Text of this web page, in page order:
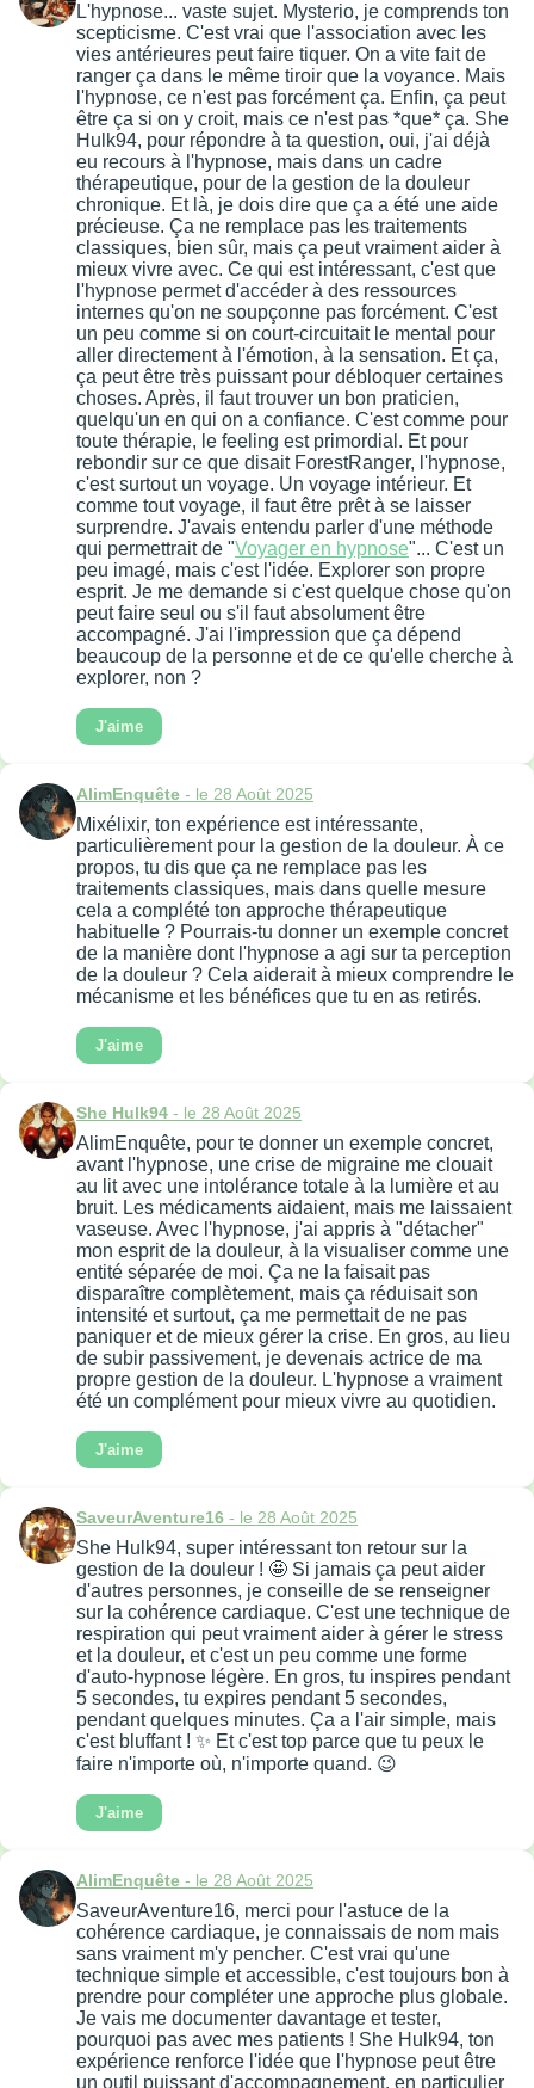
L'hypnose... vaste sujet. Mysterio, je comprends ton
scepticisme. C'est vrai que l'association avec les
vies antérieures peut faire tiquer. On a vite fait de
ranger ça dans le même tiroir que la voyance. Mais
l'hypnose, ce n'est pas forcément ça. Enfin, ça peut
être ça si on y croit, mais ce n'est pas *que* ça. She
Hulk94, pour répondre à ta question, oui, j'ai déjà
eu recours à l'hypnose, mais dans un cadre
thérapeutique, pour de la gestion de la douleur
chronique. Et là, je dois dire que ça a été une aide
précieuse. Ça ne remplace pas les traitements
classiques, bien sûr, mais ça peut vraiment aider à
mieux vivre avec. Ce qui est intéressant, c'est que
l'hypnose permet d'accéder à des ressources
internes qu'on ne soupçonne pas forcément. C'est
un peu comme si on court-circuitait le mental pour
aller directement à l'émotion, à la sensation. Et ça,
ça peut être très puissant pour débloquer certaines
choses. Après, il faut trouver un bon praticien,
quelqu'un en qui on a confiance. C'est comme pour
toute thérapie, le feeling est primordial. Et pour
rebondir sur ce que disait ForestRanger, l'hypnose,
c'est surtout un voyage. Un voyage intérieur. Et
comme tout voyage, il faut être prêt à se laisser
surprendre. J'avais entendu parler d'une méthode
qui permettrait de "Voyager en hypnose"... C'est un
peu imagé, mais c'est l'idée. Explorer son propre
esprit. Je me demande si c'est quelque chose qu'on
peut faire seul ou s'il faut absolument être
accompagné. J'ai l'impression que ça dépend
beaucoup de la personne et de ce qu'elle cherche à
explorer, non ?
J'aime
AlimEnquête - le 28 Août 2025
Mixélixir, ton expérience est intéressante,
particulièrement pour la gestion de la douleur. À ce
propos, tu dis que ça ne remplace pas les
traitements classiques, mais dans quelle mesure
cela a complété ton approche thérapeutique
habituelle ? Pourrais-tu donner un exemple concret
de la manière dont l'hypnose a agi sur ta perception
de la douleur ? Cela aiderait à mieux comprendre le
mécanisme et les bénéfices que tu en as retirés.
J'aime
She Hulk94 - le 28 Août 2025
AlimEnquête, pour te donner un exemple concret,
avant l'hypnose, une crise de migraine me clouait
au lit avec une intolérance totale à la lumière et au
bruit. Les médicaments aidaient, mais me laissaient
vaseuse. Avec l'hypnose, j'ai appris à "détacher"
mon esprit de la douleur, à la visualiser comme une
entité séparée de moi. Ça ne la faisait pas
disparaître complètement, mais ça réduisait son
intensité et surtout, ça me permettait de ne pas
paniquer et de mieux gérer la crise. En gros, au lieu
de subir passivement, je devenais actrice de ma
propre gestion de la douleur. L'hypnose a vraiment
été un complément pour mieux vivre au quotidien.
J'aime
SaveurAventure16 - le 28 Août 2025
She Hulk94, super intéressant ton retour sur la
gestion de la douleur ! 🤩 Si jamais ça peut aider
d'autres personnes, je conseille de se renseigner
sur la cohérence cardiaque. C'est une technique de
respiration qui peut vraiment aider à gérer le stress
et la douleur, et c'est un peu comme une forme
d'auto-hypnose légère. En gros, tu inspires pendant
5 secondes, tu expires pendant 5 secondes,
pendant quelques minutes. Ça a l'air simple, mais
c'est bluffant ! ✨ Et c'est top parce que tu peux le
faire n'importe où, n'importe quand. 😉
J'aime
AlimEnquête - le 28 Août 2025
SaveurAventure16, merci pour l'astuce de la
cohérence cardiaque, je connaissais de nom mais
sans vraiment m'y pencher. C'est vrai qu'une
technique simple et accessible, c'est toujours bon à
prendre pour compléter une approche plus globale.
Je vais me documenter davantage et tester,
pourquoi pas avec mes patients ! She Hulk94, ton
expérience renforce l'idée que l'hypnose peut être
un outil puissant d'accompagnement, en particulier